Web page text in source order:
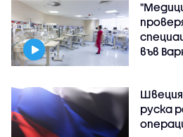
във
Швеция
руска